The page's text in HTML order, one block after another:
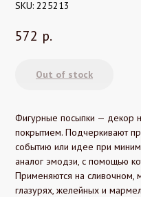
SKU: 225213
572 р.
Out of stock
Фигурные посыпки — декор
покрытием. Подчеркивают
событию или идее при
аналог эмодзи, с помощью
Применяются на сливочном,
глазурях, желейных и